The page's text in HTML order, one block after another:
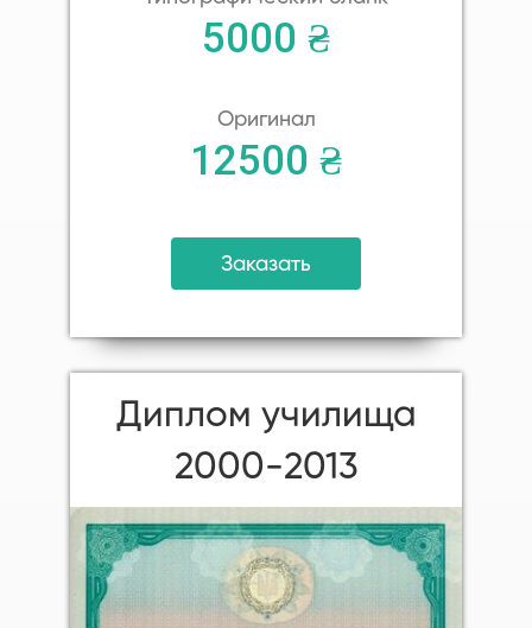
5000 ₴
Оригинал
12500 ₴
Заказать
Диплом училища
2000-2013